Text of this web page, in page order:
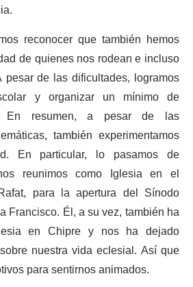
reconocer que también hemos
de quienes nos rodean e incluso
de las dificultades, logramos
y organizar un mínimo de
En resumen, a pesar de las
también experimentamos
En particular, lo pasamos de
reunimos como Iglesia en el
para la apertura del Sínodo
Francisco. Él, a su vez, también ha
en Chipre y nos ha dejado
nuestra vida eclesial. Así que
para sentirnos animados.